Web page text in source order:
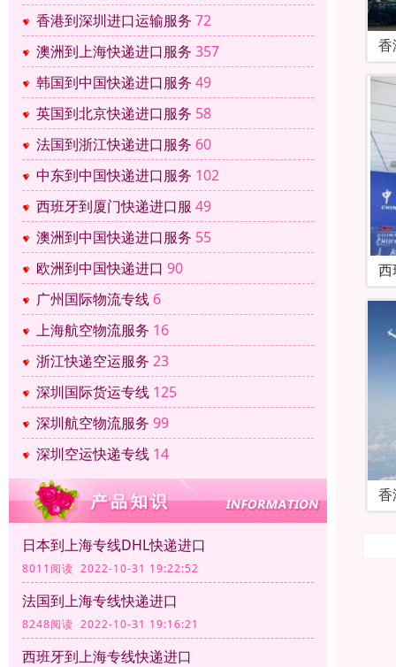
香港到深圳进口运输服务 72
澳洲到上海快递进口服务 357
韩国到中国快递进口服务 49
英国到北京快递进口服务 58
法国到浙江快递进口服务 60
中东到中国快递进口服务 102
西班牙到厦门快递进口服 49
澳洲到中国快递进口服务 55
欧洲到中国快递进口 90
广州国际物流专线 6
上海航空物流服务 16
浙江快递空运服务 23
深圳国际货运专线 125
深圳航空物流服务 99
深圳空运快递专线 14
日本到上海专线DHL快递进口
8011阅读 2022-10-31 19:22:52
法国到上海专线快递进口
8248阅读 2022-10-31 19:16:21
西班牙到上海专线快递进口
香
西
香